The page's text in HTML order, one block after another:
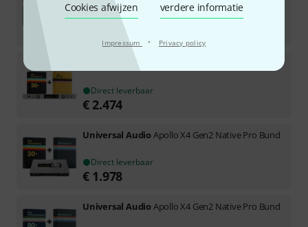
Cookies afwijzen verdere informatie
Impressum · Privacy policy
Direct leverbaar
Universal Audio
Direct leverbaar
€ 2.474
Universal AudioApollo X4 Gen2 Native Pro Bund
Direct leverbaar
€ 1.978
Universal AudioApollo X4 Gen2 Native Pro Bund